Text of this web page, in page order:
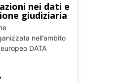
nei dati e
giudiziaria
nell’ambito
DATA